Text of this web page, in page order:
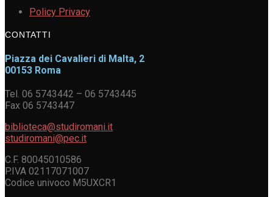
Policy Privacy
CONTATTI
Piazza dei Cavalieri di Malta, 2
00153 Roma
Tel. 06 5743442 – 06 5743445
Fax 06 5743447
biblioteca@studiromani.it
studiromani@pec.it
C.F. 80045010586
P.IVA 02117071007
Codice univoco M5UXCR1